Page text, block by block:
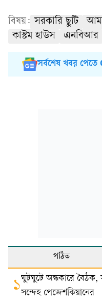
বিষয়: সরকারি ছুটি
কাস্টম হাউস
এনবিআর
সর্বশেষ খবর
পঠিত
১ঘুটঘুটে অন্ধকারে বৈঠক,
সন্দেহ পেজেশকিয়ানের